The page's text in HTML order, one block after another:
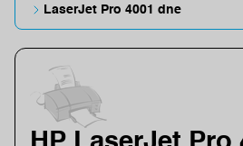
LaserJet Pro 4001 dne